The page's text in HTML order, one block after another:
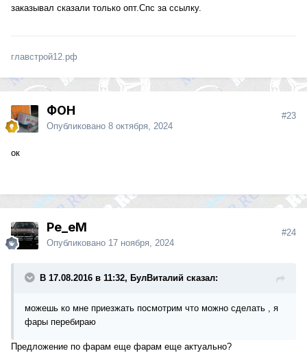
заказывал сказали только опт.Спс за ссылку.
главстрой12.рф
ФОН
Опубликовано 8 октября, 2024
#23
ок
Pe_eM
Опубликовано 17 ноября, 2024
#24
В 17.08.2016 в 11:32, БулВиталий сказал:
можешь ко мне приезжать посмотрим что можно сделать , я
фары перебираю
Предложение по фарам еще фарам еще актуально?